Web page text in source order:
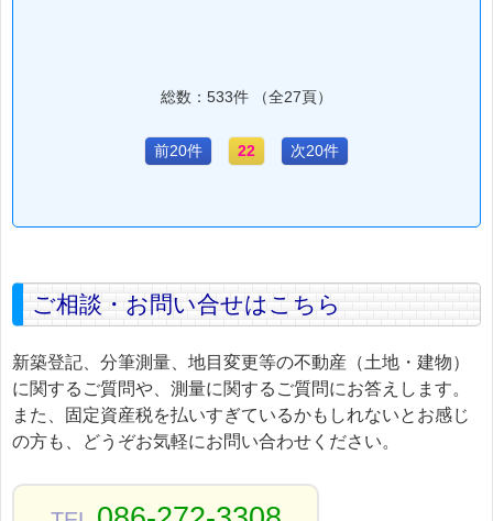
総数：533件 （全27頁）
前20件 22 次20件
ご相談・お問い合せはこちら
新築登記、分筆測量、地目変更等の不動産（土地・建物）
に関するご質問や、測量に関するご質問にお答えします。
また、固定資産税を払いすぎているかもしれないとお感じ
の方も、どうぞお気軽にお問い合わせください。